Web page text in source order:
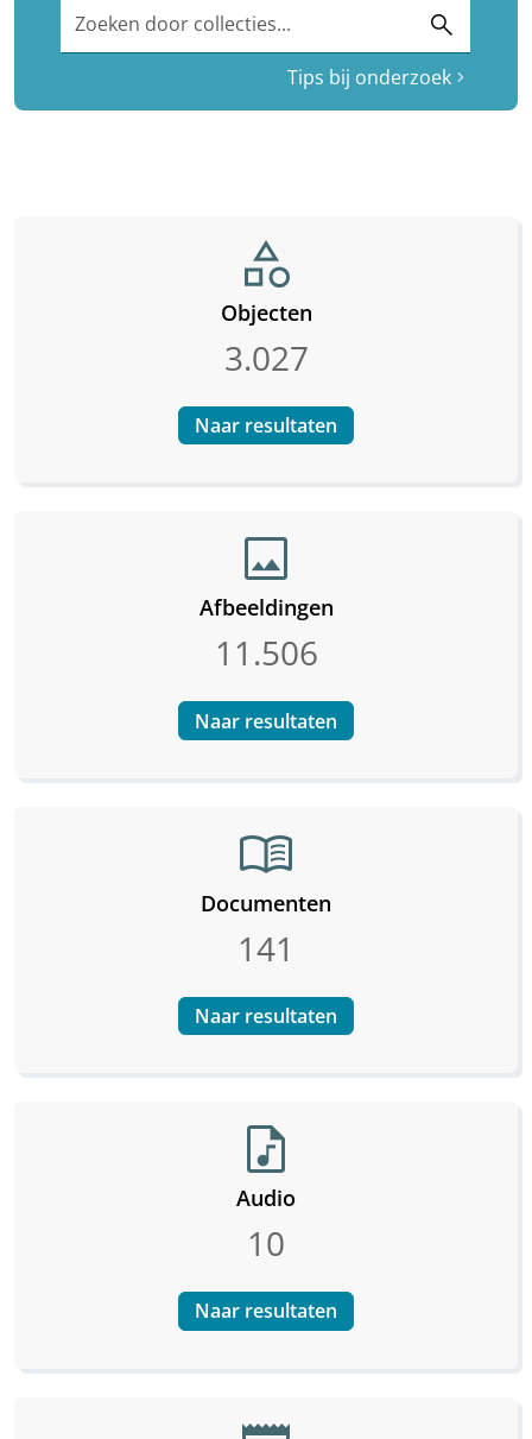
search
Tips bij onderzoek chevron_right
category
Objecten
3.027
Naar resultaten
image
Afbeeldingen
11.506
Naar resultaten
menu_book
Documenten
141
Naar resultaten
audio_file
Audio
10
Naar resultaten